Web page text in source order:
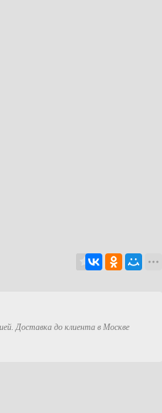
Доставка до клиента в Москве